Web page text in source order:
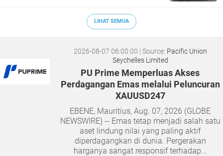
LIHAT SEMUA
2026-08-07 06:00:00 | Source: Pacific Union
Seychelles Limited
PU Prime Memperluas Akses
Perdagangan Emas melalui Peluncuran
XAUUSD247
EBENE, Mauritius, Aug. 07, 2026 (GLOBE
NEWSWIRE) -- Emas tetap menjadi salah satu
aset lindung nilai yang paling aktif
diperdagangkan di dunia. Pergerakan
harganya sangat responsif terhadap...